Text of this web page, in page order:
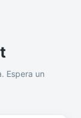
Espera un